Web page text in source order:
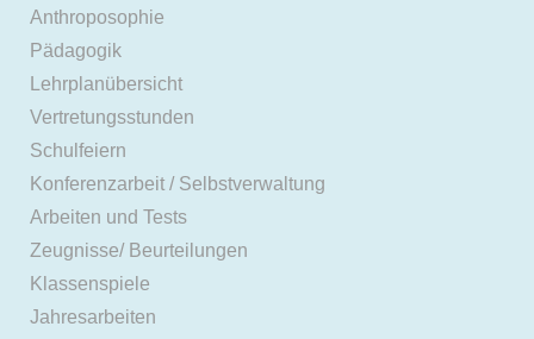
Anthroposophie
Pädagogik
Lehrplanübersicht
Vertretungsstunden
Schulfeiern
Konferenzarbeit / Selbstverwaltung
Arbeiten und Tests
Zeugnisse/ Beurteilungen
Klassenspiele
Jahresarbeiten